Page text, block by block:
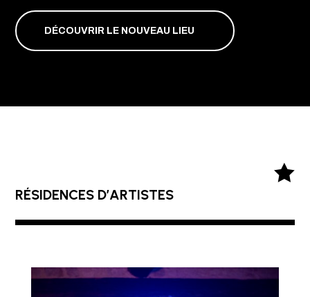
DÉCOUVRIR LE NOUVEAU LIEU

RÉSIDENCES D’ARTISTES